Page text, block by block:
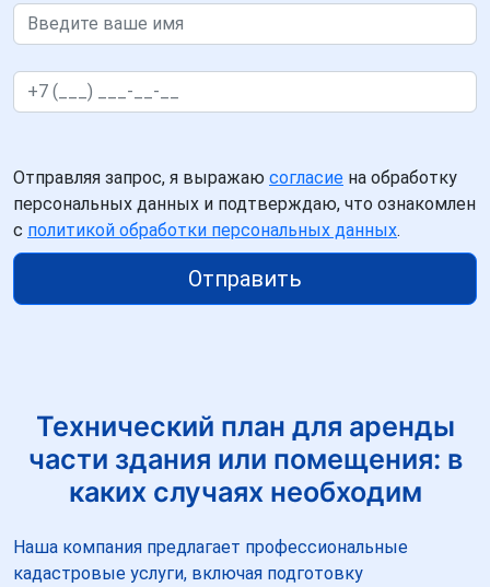
Отправляя запрос, я выражаю согласие на обработку
персональных данных и подтверждаю, что ознакомлен
с политикой обработки персональных данных.
Отправить
Технический план для аренды
части здания или помещения: в
каких случаях необходим
Наша компания предлагает профессиональные
кадастровые услуги, включая подготовку